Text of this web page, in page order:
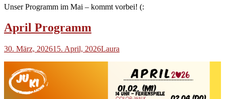
Unser Programm im Mai – kommt vorbei! (:
April Programm
30. März, 202615. April, 2026Laura